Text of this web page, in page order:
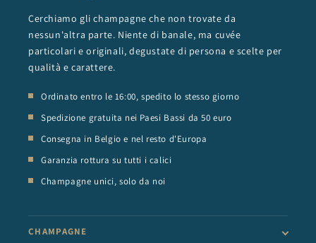
Cerchiamo gli champagne che non trovate da
nessun'altra parte. Niente di banale, ma cuvée
particolari e originali, degustate di persona e scelte per
qualità e carattere.
Ordinato entro le 16:00, spedito lo stesso giorno
Spedizione gratuita nei Paesi Bassi da 50 euro
Consegna in Belgio e nel resto d'Europa
Garanzia rottura su tutti i calici
Champagne unici, solo da noi
CHAMPAGNE